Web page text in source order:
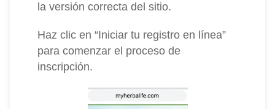
la versión correcta del sitio.
Haz clic en “Iniciar tu registro en línea”
para comenzar el proceso de
inscripción.